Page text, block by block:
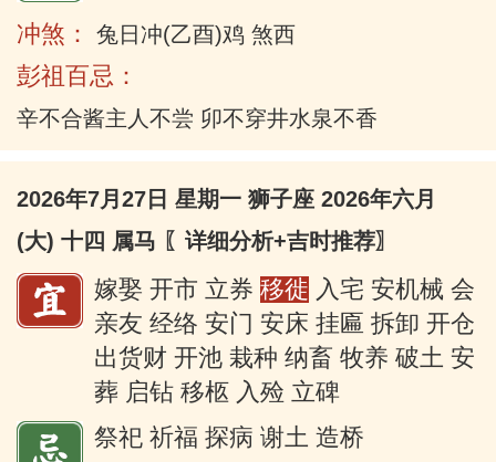
冲煞： 兔日冲(乙酉)鸡 煞西
彭祖百忌：
辛不合酱主人不尝 卯不穿井水泉不香
2026年7月27日 星期一 狮子座 2026年六月
(大) 十四 属马 〖详细分析+吉时推荐〗
嫁娶 开市 立券 移徙 入宅 安机械 会
亲友 经络 安门 安床 挂匾 拆卸 开仓
出货财 开池 栽种 纳畜 牧养 破土 安
葬 启钻 移柩 入殓 立碑
祭祀 祈福 探病 谢土 造桥